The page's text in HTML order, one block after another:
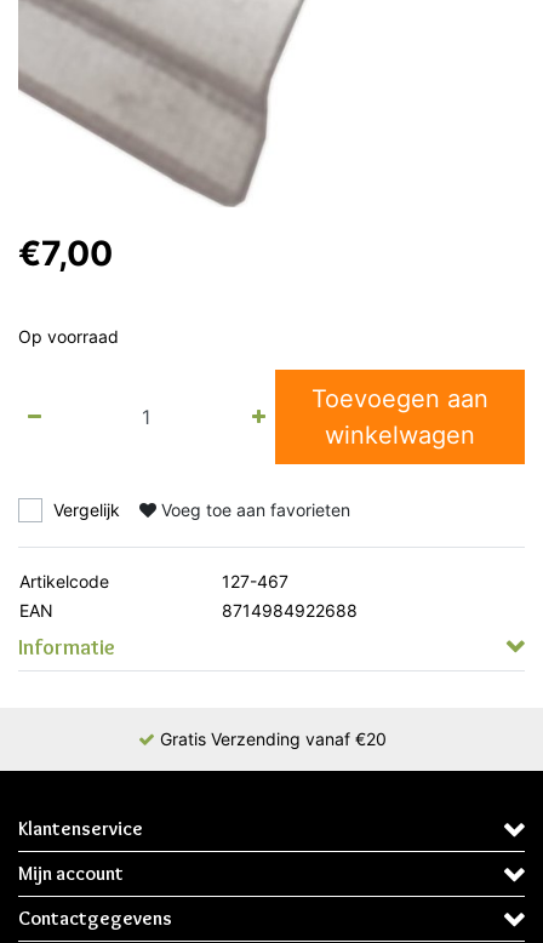
€7,00
Op voorraad
Toevoegen aan
winkelwagen
Vergelijk Voeg toe aan favorieten
Artikelcode
127-467
EAN
8714984922688
Informatie
Gratis Verzending vanaf €20
Klantenservice
Mijn account
Contactgegevens